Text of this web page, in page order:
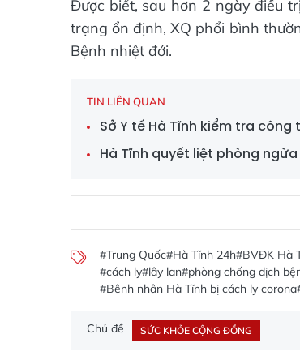
Được biết, sau hơn 2 ngày điều
trạng ổn định, XQ phổi bình
Bệnh nhiệt đới.
TIN LIÊN QUAN
Sở Y tế Hà Tĩnh kiểm tra
Hà Tĩnh quyết liệt phòng
#Trung Quốc#Hà Tĩnh 24h#BVĐK Hà
#cách ly#lây lan#phòng chống dịch
#Bênh nhân Hà Tĩnh bị cách ly corona
Chủ đề SỨC KHỎE CỘNG ĐỒNG